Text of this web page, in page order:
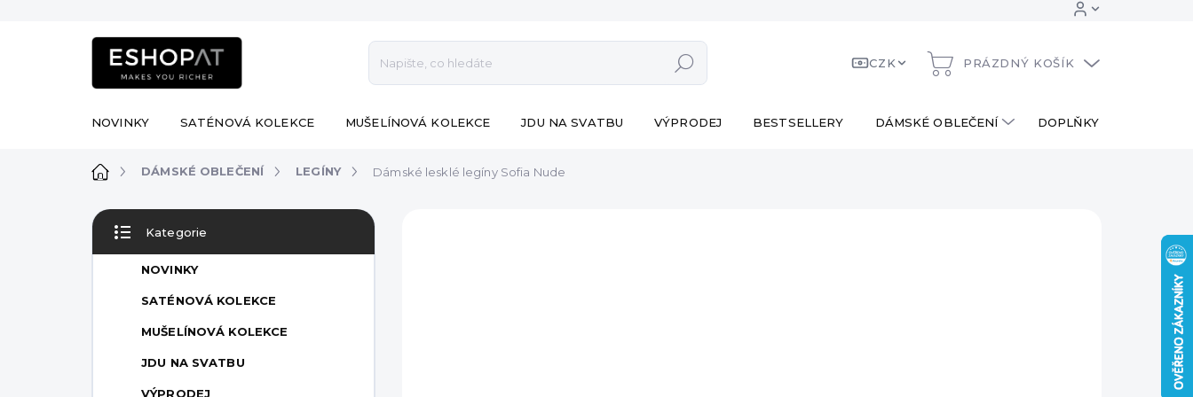
Hledat
CZK
NÁKUPNÍ
PRÁZDNÝ KOŠÍK
NOVINKY SATÉNOVÁ KOLEKCE MUŠELÍNOVÁ KOLEKCE JDU NA SVATBU VÝPRODEJ BESTSELLERY DÁMSKÉ OBLEČENÍ DOPLŇKY
DomůDÁMSKÉ OBLEČENÍ LEGÍNY Dámské lesklé legíny Sofia Nude
P
s
kategorie
Kategorie
NOVINKY
SATÉNOVÁ KOLEKCE
MUŠELÍNOVÁ KOLEKCE
JDU NA SVATBU
VÝPRODEJ